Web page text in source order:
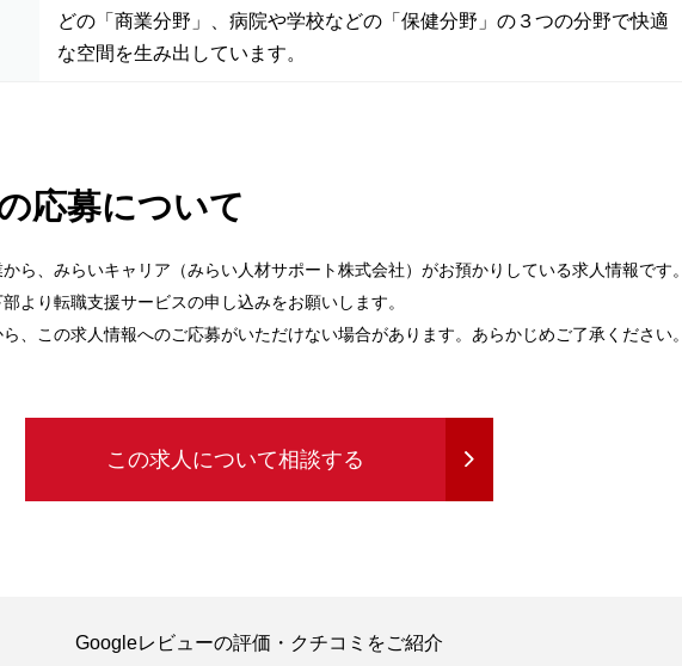
どの「商業分野」、病院や学校などの「保健分野」の３つの分野で快適
な空間を生み出しています。
応募について
ら、みらいキャリア（みらい人材サポート株式会社）がお預かりしている求人情報です。
より転職支援サービスの申し込みをお願いします。
、この求人情報へのご応募がいただけない場合があります。あらかじめご了承ください。
この求人について相談する
Googleレビューの評価・クチコミをご紹介